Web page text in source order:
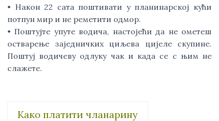
• Након 22 сата поштивати у планинарској кући
потпун мир и не реметити одмор.
• Поштујте упуте водича, настојећи да не ометеш
остварење заједничких циљева цијеле скупине.
Поштуј водичеву одлуку чак и када се с њим не
слажете.
Како платити чланарину